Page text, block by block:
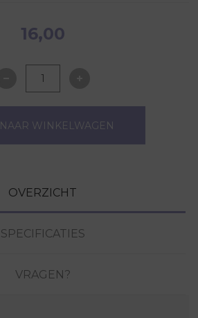
16,00
NAAR WINKELWAGEN
OVERZICHT
SPECIFICATIES
VRAGEN?